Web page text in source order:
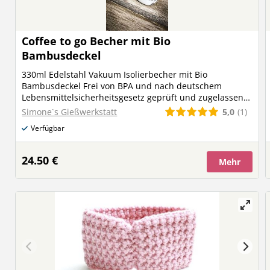
Coffee to go Becher mit Bio
Bambusdeckel
330ml Edelstahl Vakuum Isolierbecher mit Bio
Bambusdeckel Frei von BPA und nach deutschem
Lebensmittelsicherheitsgesetz geprüft und zugelassen
sowie auf Phtalatgehalt gemäß REACH Verordnung
geprüft. Handwäsche empfohlen verschiedene Motive
möglich Sollte der Wunsch bestehen den Deckel zu
gravieren bitte beachten dass es sich bei Holz um ein
Naturprodukt handelt mit vielen verschiedenen
Maserungen kann die Lasergravur unterschiedlich stark
ausfallen, dahingehend stellt dies keinen
Reklamationsgrund da
Simone`s Gießwerkstatt 5,0 (1)
Verfügbar
24.50 € Mehr